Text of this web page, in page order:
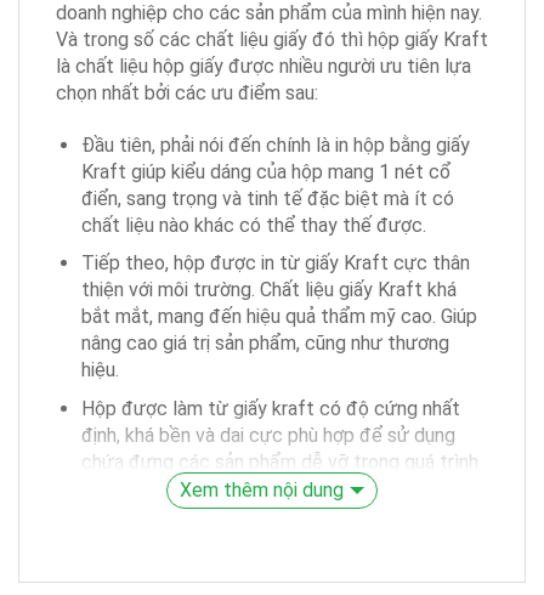
doanh nghiệp cho các sản phẩm của mình hiện nay.
Và trong số các chất liệu giấy đó thì hộp giấy Kraft
là chất liệu hộp giấy được nhiều người ưu tiên lựa
chọn nhất bởi các ưu điểm sau:
Đầu tiên, phải nói đến chính là in hộp bằng giấy
Kraft giúp kiểu dáng của hộp mang 1 nét cổ
điển, sang trọng và tinh tế đặc biệt mà ít có
chất liệu nào khác có thể thay thế được.
Tiếp theo, hộp được in từ giấy Kraft cực thân
thiện với môi trường. Chất liệu giấy Kraft khá
bắt mắt, mang đến hiệu quả thẩm mỹ cao. Giúp
nâng cao giá trị sản phẩm, cũng như thương
hiệu.
Hộp được làm từ giấy kraft có độ cứng nhất
định, khá bền và dai cực phù hợp để sử dụng
chứa đựng các sản phẩm dễ vỡ trong quá trình
vận chuyển. Giúp bảo vệ sản phẩm được toàn
vẹn trước khi đến tay người tiêu dùng.
hiện sự tinh tế của người gửi, tạo sự thân thiết
Xem thêm nội dung